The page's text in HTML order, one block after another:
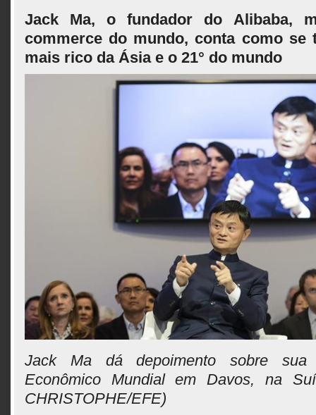
Jack Ma, o fundador do Alibaba,
commerce do mundo, conta como se
mais rico da Ásia e o 21° do mundo
Jack Ma dá depoimento sobre
Econômico Mundial em Davos, na
CHRISTOPHE/EFE)